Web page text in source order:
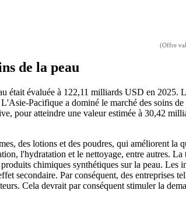
(Offre
de la peau
était évaluée à 122,11 milliards USD en
Pacifique a dominé le marché des soins
pour atteindre une valeur estimée à 30,42
des lotions et des poudres, qui améliorent
l'hydratation et le nettoyage, entre autres.
chimiques synthétiques sur la peau.
secondaire. Par conséquent, des
Cela devrait par conséquent stimuler la